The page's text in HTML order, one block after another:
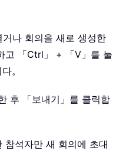
나 회의을 새로 생성한
고 「Ctrl」 + 「V」를 눌
。
후 「보내기」를 클릭합
참석자만 새 회의에 초대